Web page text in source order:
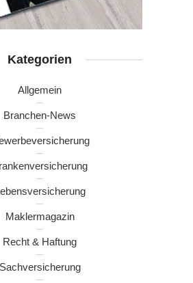
Kategorien
Allgemein
Branchen-News
Maklermagazin
Recht & Haftung
Sachversicherung